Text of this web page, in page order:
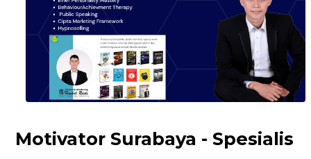
Motivator Surabaya - Spesialis